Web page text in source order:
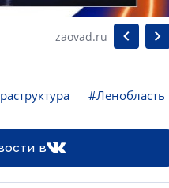
zaovad.ru
#Ленобласть
в